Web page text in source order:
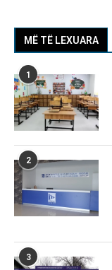
MË TË LEXUARA
1
2
3